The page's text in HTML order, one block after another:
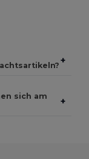
+
sich am
+